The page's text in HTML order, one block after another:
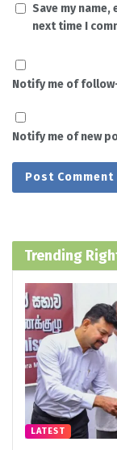
Save my
next time I
Notify me of
Notify me of new
Trending
LATEST